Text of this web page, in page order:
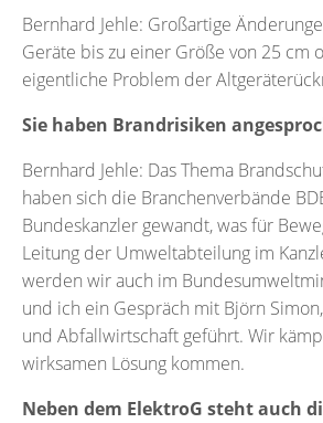
Bernhard Jehle: Großartige
Geräte bis zu einer Größe von 25 cm
eigentliche Problem der
Sie haben Brandrisiken
Bernhard Jehle: Das Thema
haben sich die Branchenverbände
Bundeskanzler gewandt, was für
Leitung der Umweltabteilung im
werden wir auch im
und ich ein Gespräch mit Björn
und Abfallwirtschaft geführt. Wir
wirksamen Lösung kommen.
Neben dem ElektroG steht auch